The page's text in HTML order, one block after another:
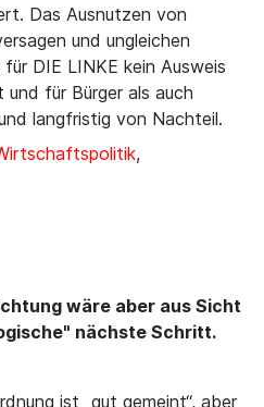
Das Ausnutzen von
und ungleichen
DIE LINKE kein Ausweis
für Bürger als auch
langfristig von Nachteil.
,
wäre aber aus Sicht
nächste Schritt.
ist „gut gemeint“, aber